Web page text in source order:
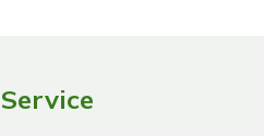
Service